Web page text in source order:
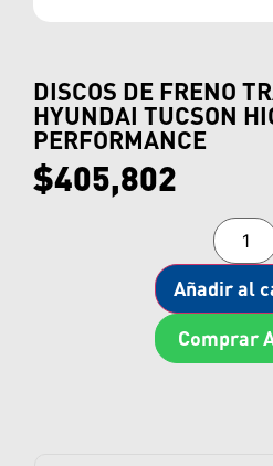
DISCOS DE FRENO
HYUNDAI TUCSON
PERFORMANCE
$405,802
Añadir al
Comprar